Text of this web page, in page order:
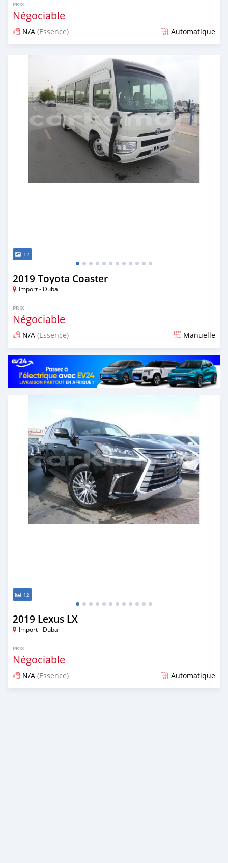
PRIX
Négociable
N/A (Essence) Automatique
12
2019 Toyota Coaster
Import - Dubai
PRIX
Négociable
N/A (Essence) Manuelle
Publié il y a environ 7 ans
12
2019 Lexus LX
Import - Dubai
PRIX
Négociable
N/A (Essence) Automatique